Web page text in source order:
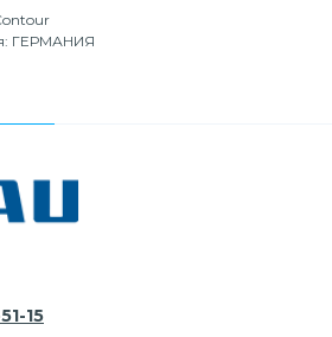
ГЕРМАНИЯ
15